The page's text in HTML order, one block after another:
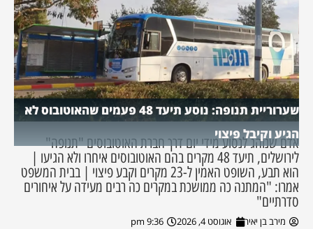
שערוריית תנופה: נוסע תיעד 48 פעמים שהאוטובוס לא
הגיע וקיבל פיצוי
אדם שנוהג לנסוע מידי יום דרך חברת האוטובוסים "תנופה"
לירושלים, תיעד 48 מקרים בהם האוטובוסים איחרו ולא הגיעו |
הוא תבע, השופט האמין ל-23 מקרים וקבע פיצוי | בבית המשפט
אמרו: "המתנה כה ממושכת במקרים כה רבים מעידה על איחורים
סדרתיים"
מירב בן יאיר אוגוסט 4, 2026 9:36 pm